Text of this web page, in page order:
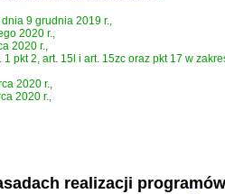
9 grudnia 2019 r.,
2020 r.,
2020 r.,
pkt 2, art. 15l i art. 15zc oraz pkt 17 w
2020 r.,
2020 r.,
realizacji